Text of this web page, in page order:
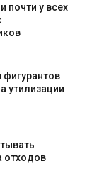
почти у всех
утилизации
отходов